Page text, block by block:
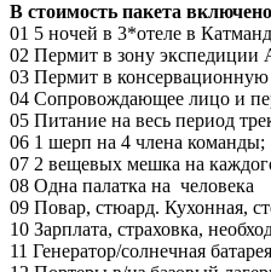
В стоимость пакета
01 5 ночей в 3*отеле в
02 Пермит в зону экспедиции
03 Пермит в
04 Сопровождающее лицо и
05 Питание на весь период
06 1 шерп на 4 члена команды;
07 2 вещевых мешка на
08 Одна палатка на человека
09 Повар, стюард. Кухонная,
10 Зарплата, страховка,
11 Генератор/солнечная